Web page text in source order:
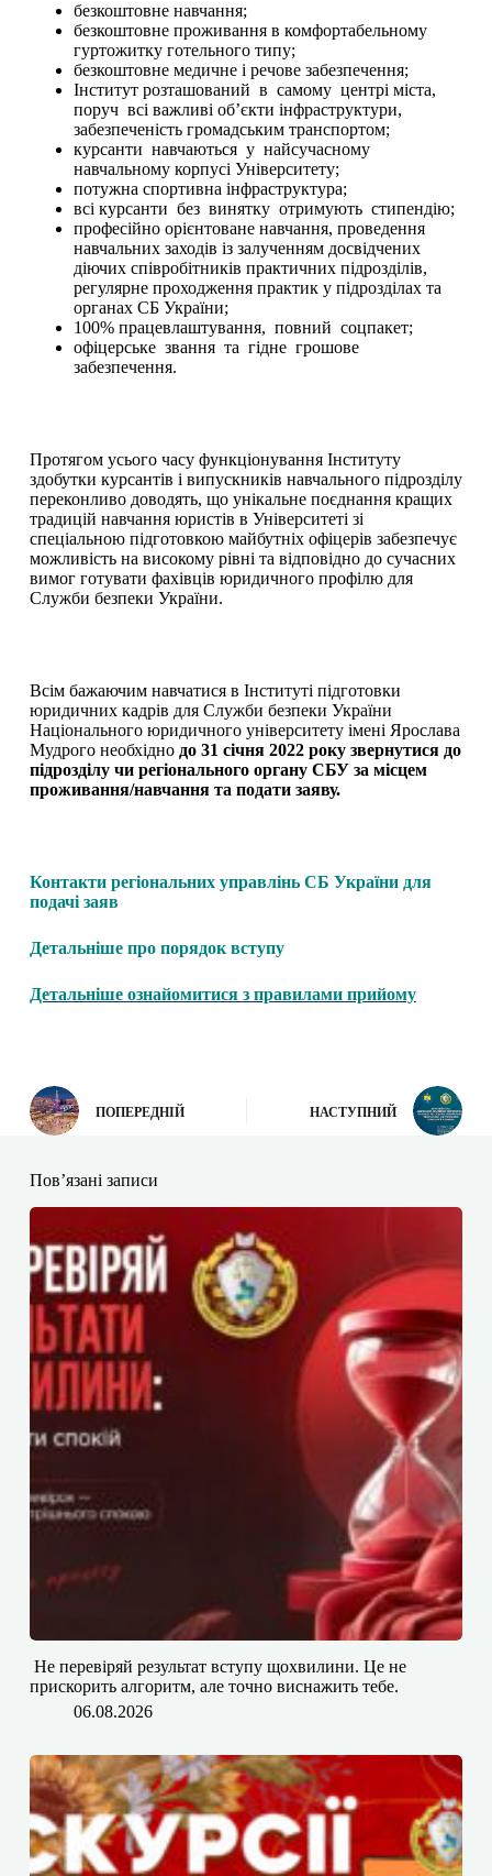
безкоштовне навчання;
безкоштовне проживання в комфортабельному
гуртожитку готельного типу;
безкоштовне медичне і речове забезпечення;
Інститут розташований в самому центрі міста,
поруч всі важливі об’єкти інфраструктури,
забезпеченість громадським транспортом;
курсанти навчаються у найсучасному
навчальному корпусі Університету;
потужна спортивна інфраструктура;
всі курсанти без винятку отримують стипендію;
професійно орієнтоване навчання, проведення
навчальних заходів із залученням досвідчених
діючих співробітників практичних підрозділів,
регулярне проходження практик у підрозділах та
органах СБ України;
100% працевлаштування, повний соцпакет;
офіцерське звання та гідне грошове
забезпечення.
Протягом усього часу функціонування Інституту
здобутки курсантів і випускників навчального підрозділу
переконливо доводять, що унікальне поєднання кращих
традицій навчання юристів в Університеті зі
спеціальною підготовкою майбутніх офіцерів забезпечує
можливість на високому рівні та відповідно до сучасних
вимог готувати фахівців юридичного профілю для
Служби безпеки України.
Всім бажаючим навчатися в Інституті підготовки
юридичних кадрів для Служби безпеки України
Національного юридичного університету імені Ярослава
Мудрого необхідно до 31 січня 2022 року звернутися до
підрозділу чи регіонального органу СБУ за місцем
проживання/навчання та подати заяву.
Контакти регіональних управлінь СБ України для
подачі заяв
Детальніше про порядок вступу
Детальніше ознайомитися з правилами прийому
ПОПЕРЕДНІЙ НАСТУПНИЙ
Пов’язані записи
​​ Не перевіряй результат вступу щохвилини. Це не
прискорить алгоритм, але точно виснажить тебе.
06.08.2026